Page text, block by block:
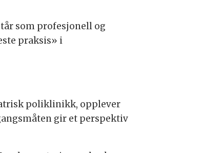
som profesjonell og
praksis» i
poliklinikk, opplever
gir et perspektiv